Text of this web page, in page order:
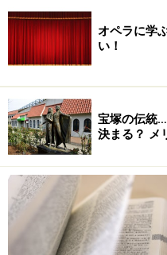
オペラに学
い！
宝塚の伝統
決まる？ メ